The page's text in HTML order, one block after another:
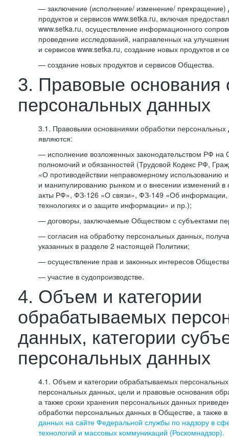
— заключение (исполнение/ изменение/ прекращение)
продуктов и сервисов www.setka.ru, включая
www.setka.ru, осуществление информационного
проведение исследований, направленных на
и сервисов www.setka.ru, создание новых продуктов и
— создание новых продуктов и сервисов Общества.
3. Правовые основания
персональных данных
3.1. Правовыми основаниями обработки
являются:
— исполнение возложенных законодательством РФ на
полномочий и обязанностей (Трудовой Кодекс РФ,
«О противодействии неправомерному использованию
и манипулированию рынком и о внесении изменений в
акты РФ», ФЗ-126 «О связи», ФЗ-149 «Об
технологиях и о защите информации» и пр.);
— договоры, заключаемые Обществом с субъектами
— согласия на обработку персональных данных,
указанных в разделе 2 настоящей Политики;
— осуществление прав и законных интересов
— участие в судопроизводстве.
4. Объем и категории
обрабатываемых
данных, категории
персональных данных
4.1. Объем и категории обрабатываемых персональных
персональных данных, цели и правовые основания
а также сроки хранения персональных данных
обработки персональных данных в Обществе, а также в
данных на сайте Федеральной службы по надзору в
технологий и массовых коммуникаций (Роскомнадзор).